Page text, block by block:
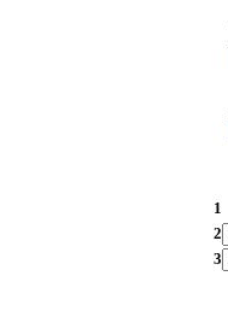
1
2
3